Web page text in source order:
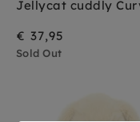
€ 37,95
Sold Out